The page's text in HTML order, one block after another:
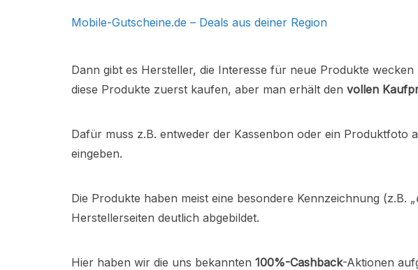
Mobile-Gutscheine.de – Deals aus deiner Region
Dann gibt es Hersteller, die Interesse für neue Produkte
diese Produkte zuerst kaufen, aber man erhält den vollen
Dafür muss z.B. entweder der Kassenbon oder ein Produktfoto
eingeben.
Die Produkte haben meist eine besondere Kennzeichnung (z.B. „
Herstellerseiten deutlich abgebildet.
Hier haben wir die uns bekannten 100%-Cashback-Aktionen